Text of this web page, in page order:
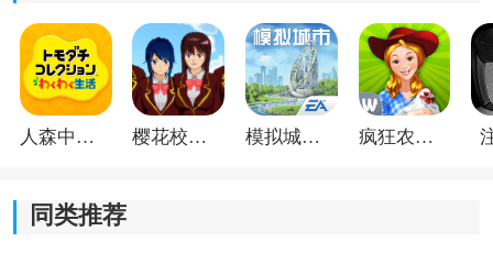
*3D引擎场景，让你仿佛置身于真实的停车环境中，感受
每一个细节。
*游戏中的任务目标和挑战关卡，需要你灵活运用驾驶技
巧和策略思考，才能顺利完成。
人森中文版 樱花校园模拟器1.048.00中文版 模拟城市我是巿长联机版 疯狂农场3美国派19
同类推荐